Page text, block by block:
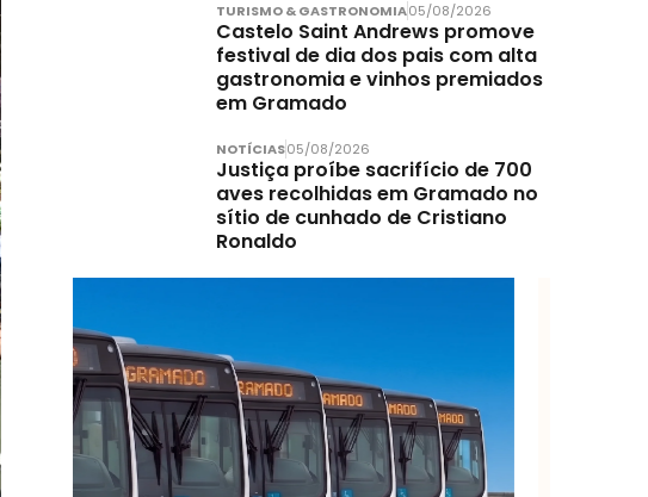
TURISMO & GASTRONOMIA05/08/2026
Castelo Saint Andrews promove
festival de dia dos pais com alta
gastronomia e vinhos premiados
em Gramado
NOTÍCIAS05/08/2026
Justiça proíbe sacrifício de 700
aves recolhidas em Gramado no
sítio de cunhado de Cristiano
Ronaldo